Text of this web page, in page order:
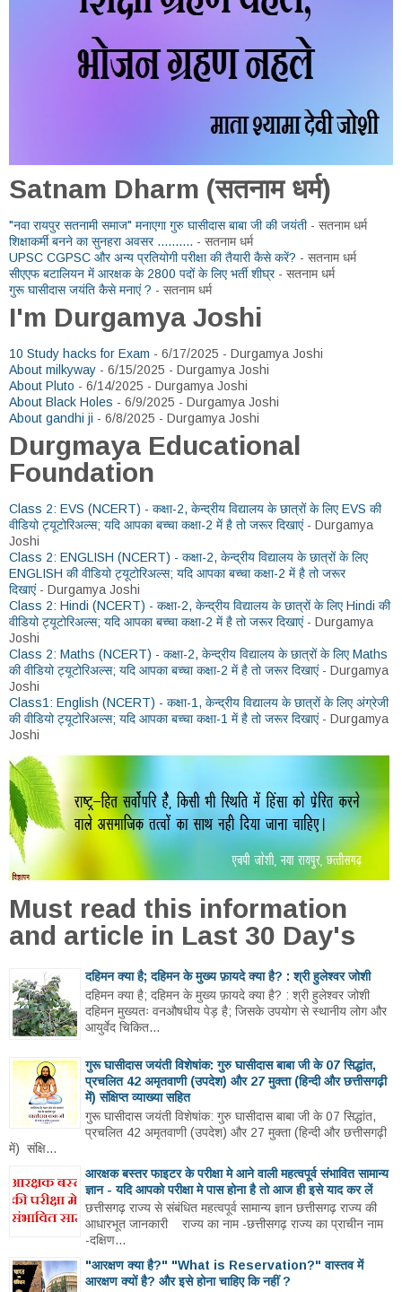
Satnam Dharm (सतनाम धर्म)
"नवा रायपुर सतनामी समाज" मनाएगा गुरु घासीदास बाबा जी की जयंती- सतनाम धर्म
शिक्षाकर्मी बनने का सुनहरा अवसर .......... - सतनाम धर्म
UPSC CGPSC और अन्य प्रतियोगी परीक्षा की तैयारी कैसे करें? - सतनाम धर्म
सीएएफ बटालियन में आरक्षक के 2800 पदों के लिए भर्ती शीघ्र- सतनाम धर्म
गुरू घासीदास जयंति कैसे मनाएं ? - सतनाम धर्म
I'm Durgamya Joshi
10 Study hacks for Exam - 6/17/2025 - Durgamya Joshi
About milkyway - 6/15/2025 - Durgamya Joshi
About Pluto - 6/14/2025 - Durgamya Joshi
About Black Holes - 6/9/2025 - Durgamya Joshi
About gandhi ji - 6/8/2025 - Durgamya Joshi
Durgmaya Educational
Foundation
Class 2: EVS (NCERT) - कक्षा-2, केन्द्रीय विद्यालय के छात्रों के लिए EVS की
वीडियो ट्यूटोरिअल्स; यदि आपका बच्चा कक्षा-2 में है तो जरूर दिखाएं- Durgamya
Joshi
Class 2: ENGLISH (NCERT) - कक्षा-2, केन्द्रीय विद्यालय के छात्रों के लिए
ENGLISH की वीडियो ट्यूटोरिअल्स; यदि आपका बच्चा कक्षा-2 में है तो जरूर
दिखाएं- Durgamya Joshi
Class 2: Hindi (NCERT) - कक्षा-2, केन्द्रीय विद्यालय के छात्रों के लिए Hindi की
वीडियो ट्यूटोरिअल्स; यदि आपका बच्चा कक्षा-2 में है तो जरूर दिखाएं- Durgamya
Joshi
Class 2: Maths (NCERT) - कक्षा-2, केन्द्रीय विद्यालय के छात्रों के लिए Maths
की वीडियो ट्यूटोरिअल्स; यदि आपका बच्चा कक्षा-2 में है तो जरूर दिखाएं- Durgamya
Joshi
Class1: English (NCERT) - कक्षा-1, केन्द्रीय विद्यालय के छात्रों के लिए अंग्रेजी
की वीडियो ट्यूटोरिअल्स; यदि आपका बच्चा कक्षा-1 में है तो जरूर दिखाएं- Durgamya
Joshi
Must read this information
and article in Last 30 Day's
दहिमन क्या है; दहिमन के मुख्य फ़ायदे क्या है? : श्री हुलेश्वर जोशी
दहिमन क्या है; दहिमन के मुख्य फ़ायदे क्या है? : श्री हुलेश्वर जोशी
दहिमन मुख्यतः वनऔषधीय पेड़ है; जिसके उपयोग से स्थानीय लोग और
आयुर्वेद चिकित...
गुरू घासीदास जयंती विशेषांक: गुरु घासीदास बाबा जी के 07 सिद्धांत,
प्रचलित 42 अमृतवाणी (उपदेश) और 27 मुक्ता (हिन्दी और छत्तीसगढ़ी
में) संक्षिप्त व्याख्या सहित
गुरू घासीदास जयंती विशेषांक: गुरु घासीदास बाबा जी के 07 सिद्धांत,
प्रचलित 42 अमृतवाणी (उपदेश) और 27 मुक्ता (हिन्दी और छत्तीसगढ़ी
में) संक्षि...
आरक्षक बस्तर फाइटर के परीक्षा मे आने वाली महत्वपूर्व संभावित सामान्य
ज्ञान - यदि आपको परीक्षा मे पास होना है तो आज ही इसे याद कर लें
छत्तीसगढ़ राज्य से संबंधित महत्वपूर्व सामान्य ज्ञान छत्तीसगढ़ राज्य की
आधारभूत जानकारी राज्य का नाम -छत्तीसगढ़ राज्य का प्राचीन नाम
-दक्षिण...
"आरक्षण क्या है?" "What is Reservation?" वास्तव में
आरक्षण क्यों है? और इसे होना चाहिए कि नहीं ?